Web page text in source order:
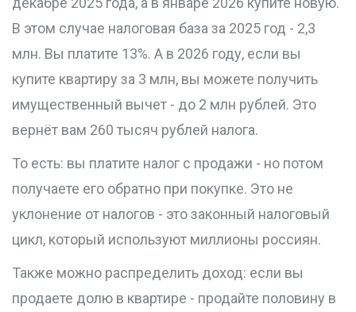
В этом случае налоговая база за 2025 год - 2,3
млн. Вы платите 13%. А в 2026 году, если вы
купите квартиру за 3 млн, вы можете получить
имущественный вычет - до 2 млн рублей. Это
вернёт вам 260 тысяч рублей налога.
То есть: вы платите налог с продажи - но потом
получаете его обратно при покупке. Это не
уклонение от налогов - это законный налоговый
цикл, который используют миллионы россиян.
Также можно распределить доход: если вы
продаете долю в квартире - продайте половину в